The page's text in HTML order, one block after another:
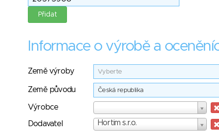
Informace o výrobě a
Země výroby Vyberte
Země původu Česká republika
Výrobce
Dodavatel Hortim s.r.o.
Dodavatel